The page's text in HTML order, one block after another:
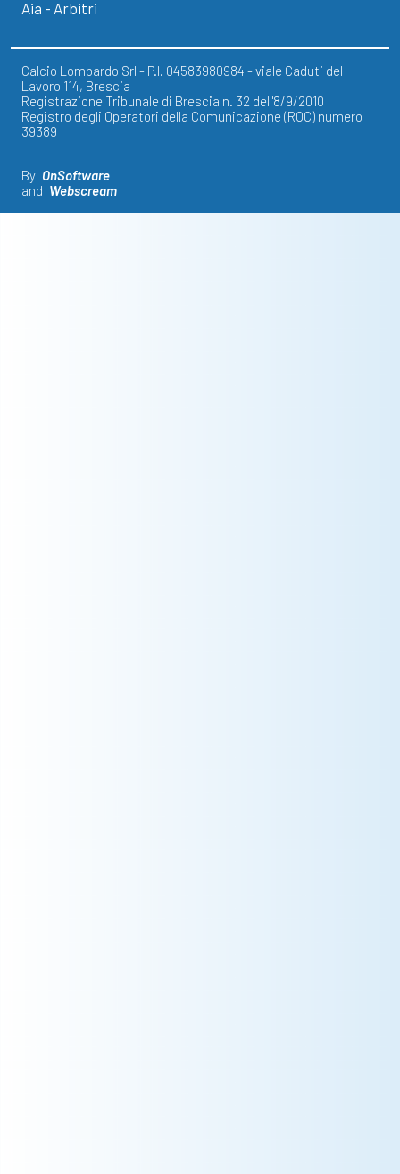
Aia - Arbitri
Calcio Lombardo Srl - P.I. 04583980984 - viale Caduti del
Lavoro 114, Brescia
Registrazione Tribunale di Brescia n. 32 dell'8/9/2010
Registro degli Operatori della Comunicazione (ROC) numero
39389
By OnSoftware
and Webscream